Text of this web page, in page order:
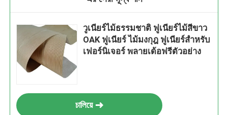
วูเนียร์ไม้ธรรมชาติ ฟูเนียร์ไม้สีขาว
OAK ฟูเนียร์ ไม้มงกุฎ ฟูเนียร์สําหรับ
เฟอร์นิเจอร์ พลายเด้อฟรีตัวอย่าง
চালিয়ে